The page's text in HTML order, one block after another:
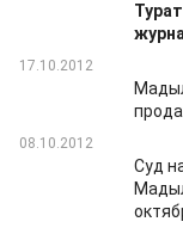
17.10.2012
08.10.2012
Суд